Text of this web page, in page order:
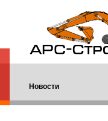
Новости